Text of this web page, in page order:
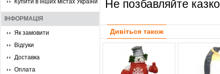
Купити в інших містах України
ІНФОРМАЦІЯ
Як замовити
Відгуки
Доставка
Оплата
Не позбавляйте
Дивіться також